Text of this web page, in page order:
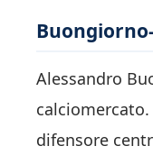
Alessandro
difensore